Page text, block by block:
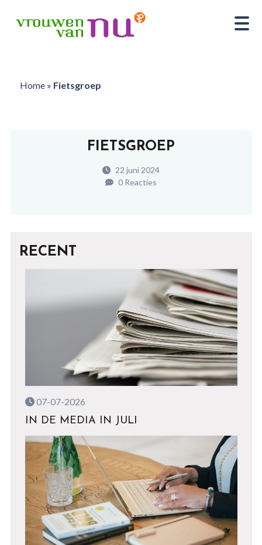
Home» Fietsgroep
FIETSGROEP
22 juni 2024
0 Reacties
RECENT
07-07-2026
IN DE MEDIA IN JULI